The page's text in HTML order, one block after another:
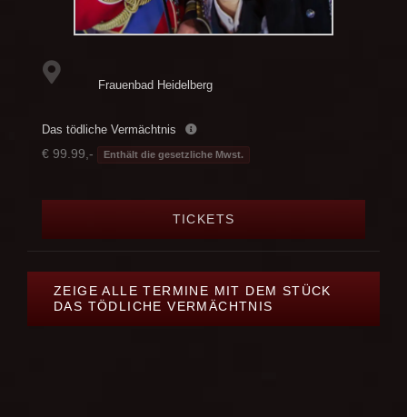
Frauenbad Heidelberg
Das tödliche Vermächtnis
€ 99.99,- Enthält die gesetzliche Mwst.
TICKETS
ZEIGE ALLE TERMINE MIT DEM STÜCK
DAS TÖDLICHE VERMÄCHTNIS